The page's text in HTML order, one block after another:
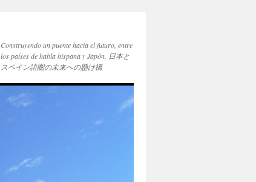
Construyendo un puente hacia el futuro, entre
los países de habla hispana y Japón. 日本と
スペイン語圏の未来への懸け橋